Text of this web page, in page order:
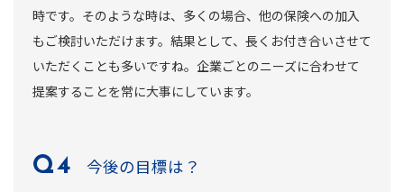
時です。そのような時は、多くの場合、他の保険への加入
もご検討いただけます。結果として、長くお付き合いさせて
いただくことも多いですね。企業ごとのニーズに合わせて
提案することを常に大事にしています。
今後の目標は？